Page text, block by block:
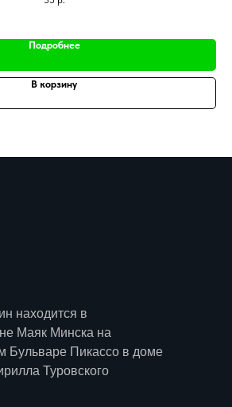
Подробнее
В корзину
находится в
Маяк Минска на
Бульваре Пикассо в доме
Туровского